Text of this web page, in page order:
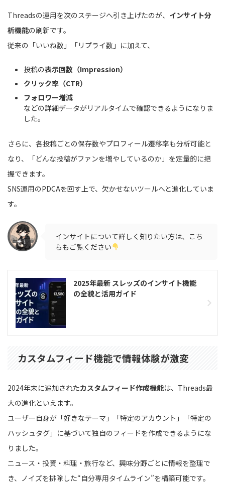
Threadsの運用を次のステージへ引き上げたのが、 インサイト分
析機能の刷新です。
従来の「いいね数」「リプライ数」に加えて、
投稿の表示回数（Impression）
クリック率（CTR）
フォロワー増減
などの詳細データがリアルタイムで確認できるようになりま
した。
さらに、各投稿ごとの保存数やプロフィール遷移率も分析可能と
なり、「どんな投稿がファンを増やしているのか」を定量的に把
握できます。
SNS運用のPDCAを回す上で、欠かせないツールへと進化していま
す。
インサイトについて詳しく知りたい方は、こち
らもご覧ください
2025年最新 スレッズのインサイト機能
の全貌と活用ガイド
カスタムフィード機能で情報体験が激変
2024年末に追加されたカスタムフィード作成機能は、Threads最
大の進化といえます。
ユーザー自身が「好きなテーマ」「特定のアカウント」「特定の
ハッシュタグ」に基づいて独自のフィードを作成できるようにな
りました。
ニュース・投資・料理・旅行など、興味分野ごとに情報を整理で
き、ノイズを排除した“自分専用タイムライン”を構築可能です。